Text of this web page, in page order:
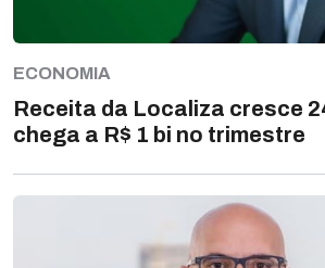
ECONOMIA
Receita da Localiza cresce
chega a R$ 1 bi no trimestre